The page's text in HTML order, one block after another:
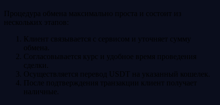
Процедура обмена максимально проста и состоит из
нескольких этапов:
Клиент связывается с сервисом и уточняет сумму
обмена.
Согласовывается курс и удобное время проведения
сделки.
Осуществляется перевод USDT на указанный кошелек.
После подтверждения транзакции клиент получает
наличные.